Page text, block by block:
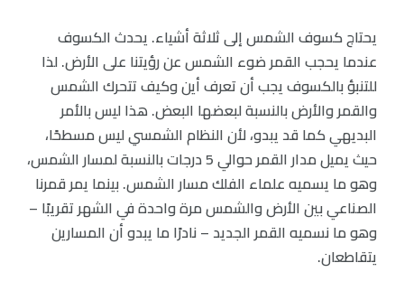
يحتاج كسوف الشمس إلى ثلاثة أشياء. يحدث الكسوف
عندما يحجب القمر ضوء الشمس عن رؤيتنا على الأرض. لذا
للتنبؤ بالكسوف يجب أن تعرف أين وكيف تتحرك الشمس
والقمر والأرض بالنسبة لبعضها البعض. هذا ليس بالأمر
البديهي كما قد يبدو، لأن النظام الشمسي ليس مسطحًا،
حيث يميل مدار القمر حوالي 5 درجات بالنسبة لمسار الشمس،
وهو ما يسميه علماء الفلك مسار الشمس. بينما يمر قمرنا
الصناعي بين الأرض والشمس مرة واحدة في الشهر تقريبًا –
وهو ما نسميه القمر الجديد – نادرًا ما يبدو أن المسارين
يتقاطعان.